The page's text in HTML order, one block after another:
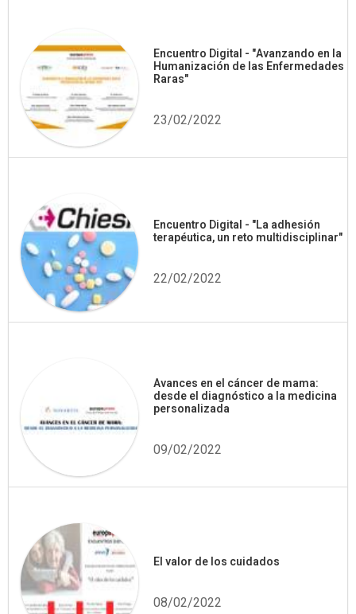
Encuentro Digital - "Avanzando en la
Humanización de las Enfermedades
Raras"
23/02/2022
Encuentro Digital - "La adhesión
terapéutica, un reto multidisciplinar"
22/02/2022
Avances en el cáncer de mama:
desde el diagnóstico a la medicina
personalizada
09/02/2022
El valor de los cuidados
08/02/2022